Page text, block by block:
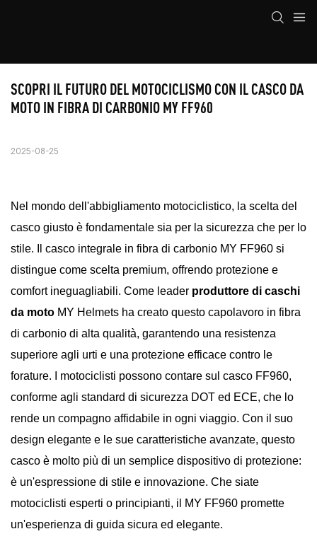
SCOPRI IL FUTURO DEL MOTOCICLISMO CON IL CASCO DA
MOTO IN FIBRA DI CARBONIO MY FF960
2025-08-25
Nel mondo dell'abbigliamento motociclistico, la scelta del
casco giusto è fondamentale sia per la sicurezza che per lo
stile. Il casco integrale in fibra di carbonio MY FF960 si
distingue come scelta premium, offrendo protezione e
comfort ineguagliabili. Come leader produttore di caschi
da moto MY Helmets ha creato questo capolavoro in fibra
di carbonio di alta qualità, garantendo una resistenza
superiore agli urti e una protezione efficace contro le
forature. I motociclisti possono contare sul casco FF960,
conforme agli standard di sicurezza DOT ed ECE, che lo
rende un compagno affidabile in ogni viaggio. Con il suo
design elegante e le sue caratteristiche avanzate, questo
casco è molto più di un semplice dispositivo di protezione:
è un'espressione di stile e innovazione. Che siate
motociclisti esperti o principianti, il MY FF960 promette
un'esperienza di guida sicura ed elegante.